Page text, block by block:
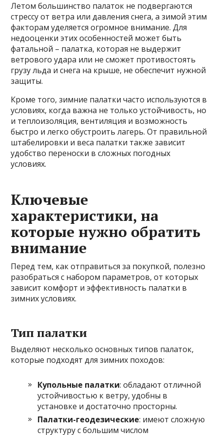
Летом большинство палаток не подвергаются
стрессу от ветра или давления снега, а зимой этим
факторам уделяется огромное внимание. Для
недооценки этих особенностей может быть
фатальной – палатка, которая не выдержит
ветрового удара или не сможет противостоять
грузу льда и снега на крыше, не обеспечит нужной
защиты.
Кроме того, зимние палатки часто используются в
условиях, когда важна не только устойчивость, но
и теплоизоляция, вентиляция и возможность
быстро и легко обустроить лагерь. От правильной
штабелировки и веса палатки также зависит
удобство переноски в сложных погодных
условиях.
Ключевые
характеристики, на
которые нужно обратить
внимание
Перед тем, как отправиться за покупкой, полезно
разобраться с набором параметров, от которых
зависит комфорт и эффективность палатки в
зимних условиях.
Тип палатки
Выделяют несколько основных типов палаток,
которые подходят для зимних походов:
Купольные палатки: обладают отличной
устойчивостью к ветру, удобны в
установке и достаточно просторны.
Палатки-геодезические: имеют сложную
структуру с большим числом